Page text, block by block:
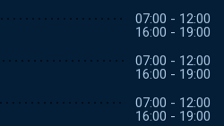
07:00 - 12:00
16:00 - 19:00
07:00 - 12:00
16:00 - 19:00
07:00 - 12:00
16:00 - 19:00